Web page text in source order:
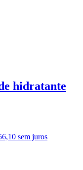
hidratante
sem juros